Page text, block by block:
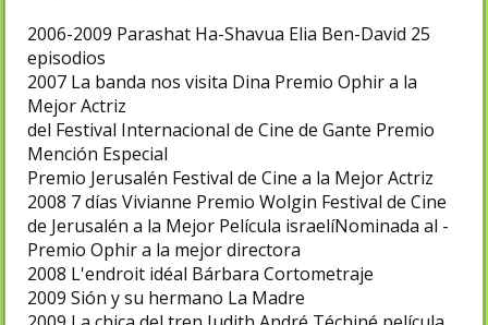
2006-2009 Parashat Ha-Shavua Elia Ben-David 25
episodios
2007 La banda nos visita Dina Premio Ophir a la
Mejor Actriz
del Festival Internacional de Cine de Gante Premio
Mención Especial
Premio Jerusalén Festival de Cine a la Mejor Actriz
2008 7 días Vivianne Premio Wolgin Festival de Cine
de Jerusalén a la Mejor Película israelíNominada al -
Premio Ophir a la mejor directora
2008 L'endroit idéal Bárbara Cortometraje
2009 Sión y su hermano La Madre